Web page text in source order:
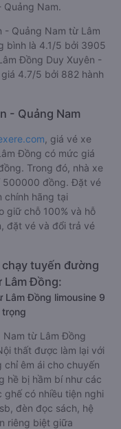
Nam.
- Quảng Nam từ Lâm
bình là 4.1/5 bởi 3905
Đồng Duy Xuyên -
4.7/5 bởi 882 hành
- Quảng Nam
, giá vé xe
Đồng có mức giá
Trong đó, nhà xe
500000 đồng. Đặt vé
chính hãng tại
giữ chỗ 100% và hỗ
đặt vé và đổi trả vé
tuyến đường
Lâm Đồng:
Lâm Đồng limousine 9
Nam từ Lâm Đồng
thất được làm lại với
chỉ êm ái cho chuyến
hề bị hầm bí như các
ghế có nhiều tiện nghi
đèn đọc sách, hệ
riêng biệt giữa